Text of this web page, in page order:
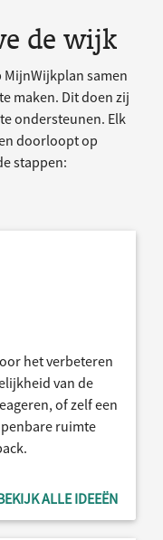
de wijk
MijnWijkplan samen
maken. Dit doen zij
ondersteunen. Elk
doorloopt op
stappen:
het verbeteren
van de
of zelf een
ruimte
ALLE IDEEËN